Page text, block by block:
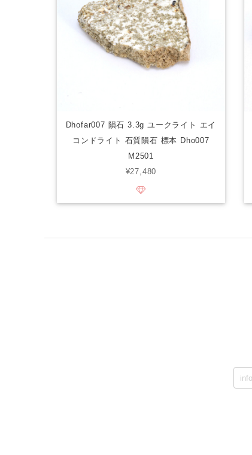
Dhofar007 隕石 3.3g ユークライト エイ
コンドライト 石質隕石 標本 Dho007
M2501
¥27,480